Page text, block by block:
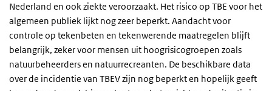
Nederland en ook ziekte veroorzaakt. Het risico op TBE voor het
algemeen publiek lijkt nog zeer beperkt. Aandacht voor
controle op tekenbeten en tekenwerende maatregelen blijft
belangrijk, zeker voor mensen uit hoogrisicogroepen zoals
natuurbeheerders en natuurrecreanten. De beschikbare data
over de incidentie van TBEV zijn nog beperkt en hopelijk geeft